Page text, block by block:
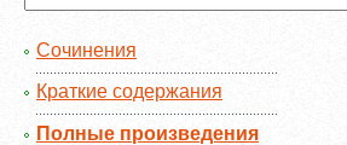
Сочинения
Краткие содержания
Полные произведения